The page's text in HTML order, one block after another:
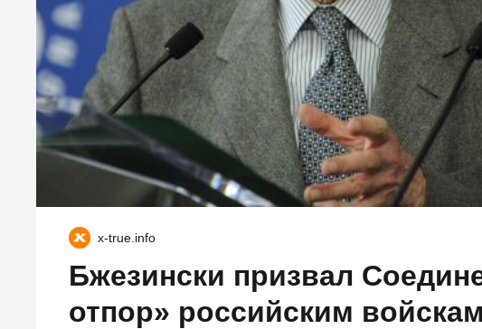
x-true.info
Бжезински призвал
отпор» российским